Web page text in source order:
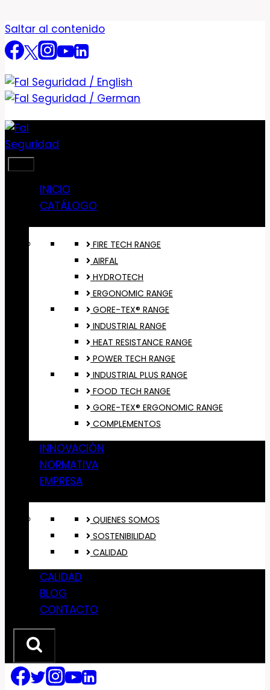
Saltar al contenido
INICIO
CATÁLOGO
FIRE TECH RANGE
AIRFAL
HYDROTECH
ERGONOMIC RANGE
GORE-TEX® RANGE
INDUSTRIAL RANGE
HEAT RESISTANCE RANGE
POWER TECH RANGE
INDUSTRIAL PLUS RANGE
FOOD TECH RANGE
GORE-TEX® ERGONOMIC RANGE
COMPLEMENTOS
INNOVACIÓN
NORMATIVA
EMPRESA
QUIENES SOMOS
SOSTENIBILIDAD
CALIDAD
CALIDAD
BLOG
CONTACTO